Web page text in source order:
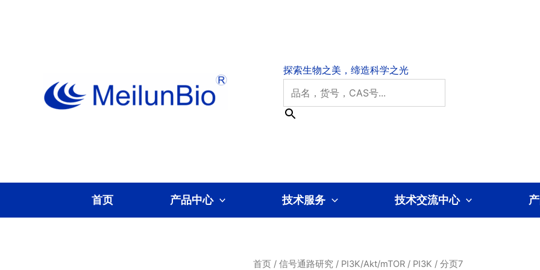
首页 产品中心 技术服务 技术交流中心
首页 / 信号通路研究 / PI3K/Akt/mTOR / PI3K / 分页7